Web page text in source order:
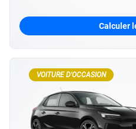
Calculer
VOITURE D'OCCASION